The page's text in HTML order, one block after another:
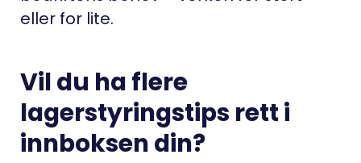
eller for lite.
Vil du ha flere
lagerstyringstips rett i
innboksen din?